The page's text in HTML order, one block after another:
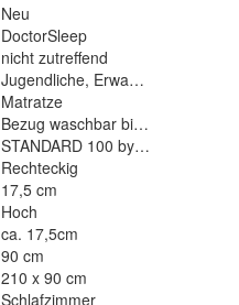
Neu
DoctorSleep
nicht zutreffend
Jugendliche, Erwachsene
Matratze
Bezug waschbar bis 60°C
STANDARD 100 by OEKO-TEX
Rechteckig
17,5 cm
Hoch
ca. 17,5cm
90 cm
210 x 90 cm
Schlafzimmer